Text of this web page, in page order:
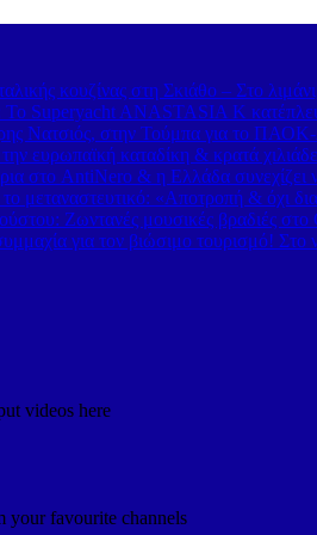
κουζίνας στη Σκιάθο – Στο
Το Superyacht ANASTASIA K
Νατσιός, στην Τούμπα για το ΠΑΟΚ-
ευρωπαϊκή καταδίκη & κρατά
στο AntiNero & η Ελλάδα συνεχίζει
μεταναστευτικό: «Αποτροπή & όχι
Ζωντανές μουσικές βραδιές
για τον βιώσιμο τουρισμό! Στο
videos here
your favourite channels